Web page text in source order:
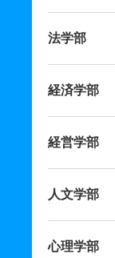
法学部
経済学部
経営学部
人文学部
心理学部